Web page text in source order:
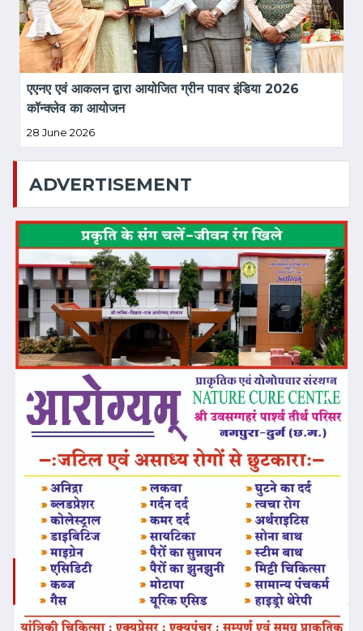
एएनए एवं आकलन द्वारा आयोजित ग्रीन पावर इंडिया 2026
कॉन्क्लेव का आयोजन
28 June 2026
ADVERTISEMENT
❮ ❯
ताज़ा समाचार